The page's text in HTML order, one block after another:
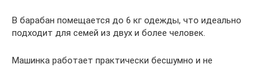
В барабан помещается до 6 кг одежды, что идеально
подходит для семей из двух и более человек.
Машинка работает практически бесшумно и не